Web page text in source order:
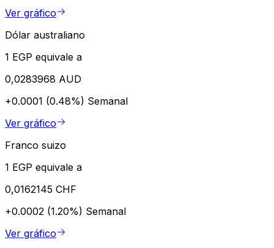
Ver gráfico
Dólar australiano
1 EGP equivale a
0,0283968 AUD
+0.0001 (0.48%) Semanal
Ver gráfico
Franco suizo
1 EGP equivale a
0,0162145 CHF
+0.0002 (1.20%) Semanal
Ver gráfico